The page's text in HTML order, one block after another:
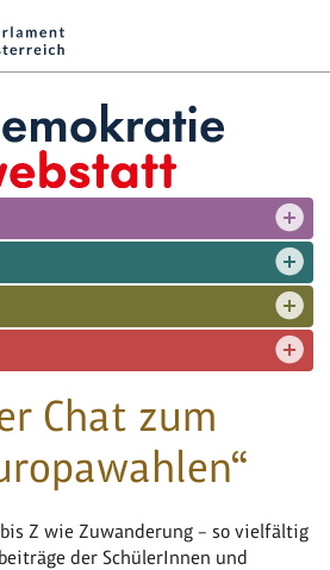
Chat zum
Z wie Zuwanderung – so vielfältig
der SchülerInnen und